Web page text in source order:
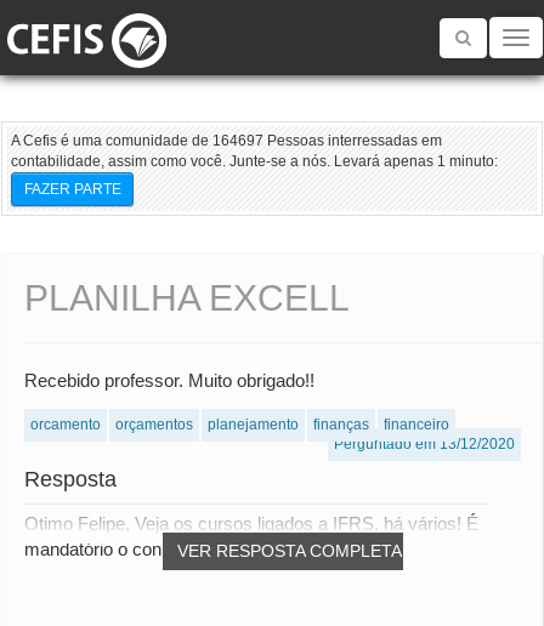
Toggle
A Cefis é uma comunidade de 164697 Pessoas interressadas em
contabilidade, assim como você. Junte-se a nós. Levará apenas 1 minuto:
FAZER PARTE
PLANILHA EXCELL
Recebido professor. Muito obrigado!!
orcamento orçamentos planejamento finanças
financeiro
Perguntado em 13/12/2020
Resposta
VER RESPOSTA COMPLETA
Otimo Felipe, Veja os cursos ligados a IFRS, há vários! É
mandatório o contador estar por dentro des...